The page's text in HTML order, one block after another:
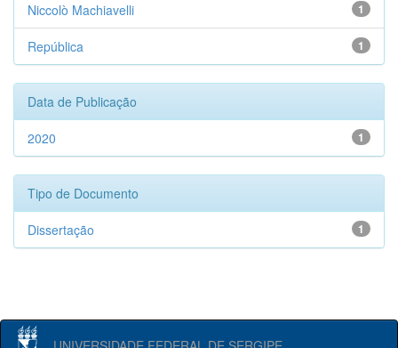
1
Niccolò Machiavelli
1
República
Data de Publicação
1
2020
Tipo de Documento
1
Dissertação